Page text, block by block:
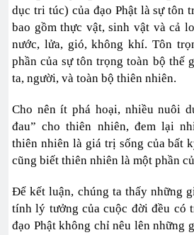
dục tri túc) của đạo Phật là sự tôn
bao gồm thực vật, sinh vật và cả
nước, lửa, gió, không khí. Tôn
phần của sự tôn trọng toàn bộ thế
ta, người, và toàn bộ thiên nhiên.
Cho nên ít phá hoại, nhiều nuôi
đau” cho thiên nhiên, đem lại
thiên nhiên là giá trị sống của bất
cũng biết thiên nhiên là một phần
Để kết luận, chúng ta thấy những
tính lý tưởng của cuộc đời đều có
đạo Phật không chỉ nêu lên những